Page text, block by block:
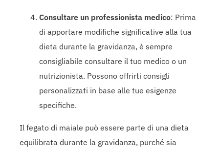
Consultare un professionista medico: Prima
di apportare modifiche significative alla tua
dieta durante la gravidanza, è sempre
consigliabile consultare il tuo medico o un
nutrizionista. Possono offrirti consigli
personalizzati in base alle tue esigenze
specifiche.
Il fegato di maiale può essere parte di una dieta
equilibrata durante la gravidanza, purché sia